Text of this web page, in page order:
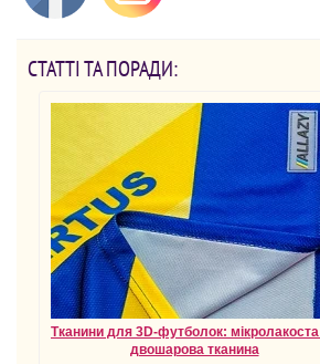
СТАТТІ ТА ПОРАДИ:
Тканини для 3D-футболок:
двошарова тканина